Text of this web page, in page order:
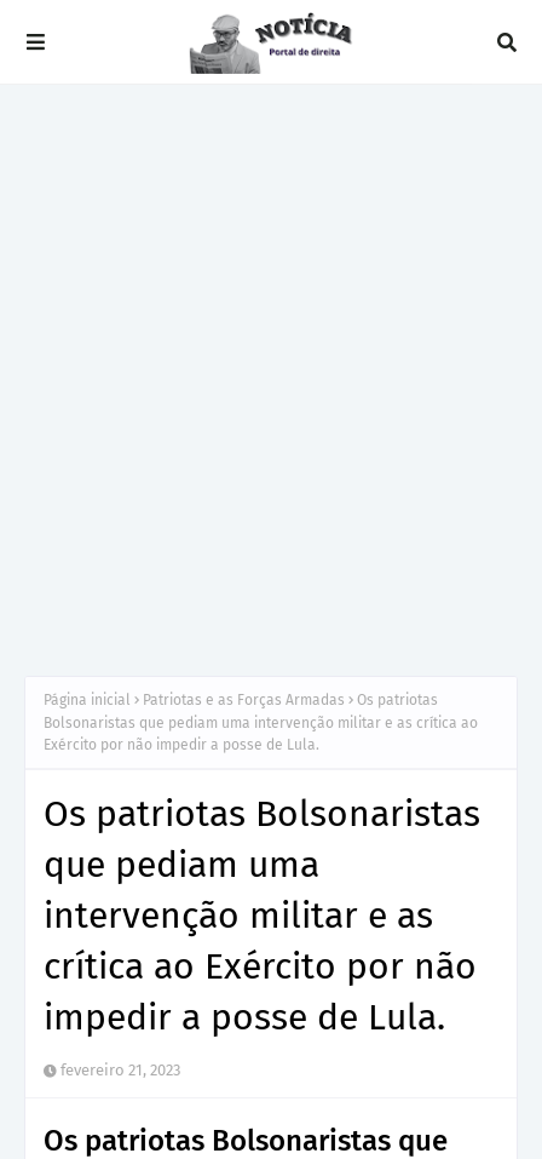
Página inicial Patriotas e as Forças Armadas
Os patriotas
Bolsonaristas que pediam uma intervenção militar e as crítica ao
Exército por não impedir a posse de Lula.
Os patriotas Bolsonaristas
que pediam uma
intervenção militar e as
crítica ao Exército por não
impedir a posse de Lula.
fevereiro 21, 2023
Os patriotas Bolsonaristas que